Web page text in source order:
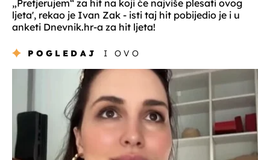
„Pretjerujem“ za hit na koji će najviše plesati ovog
ljeta', rekao je Ivan Zak - isti taj hit pobijedio je i u
anketi Dnevnik.hr-a za hit ljeta!
POGLEDAJ I OVO